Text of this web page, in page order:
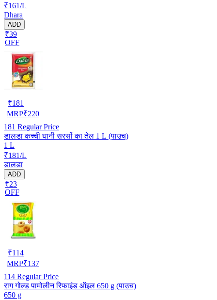
₹161/L
Dhara
ADD
₹39
OFF
₹181
MRP₹220
181 Regular Price
डालडा कच्ची घानी सरसों का तेल 1 L (पाउच)
1 L
₹181/L
डालडा
ADD
₹23
OFF
₹114
MRP₹137
114 Regular Price
राग गोल्ड पामोलीन रिफाइंड ऑइल 650 g (पाउच)
650 g